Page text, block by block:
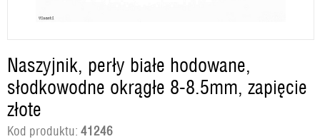
Naszyjnik, perły białe hodowane,
słodkowodne okrągłe 8-8.5mm, zapięcie
złote
Kod produktu: 41246